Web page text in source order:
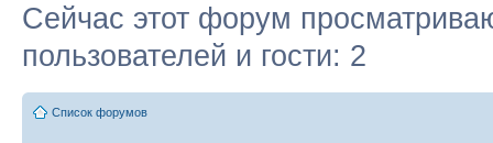
Сейчас этот форум
пользователей и гости: 2
Список форумов